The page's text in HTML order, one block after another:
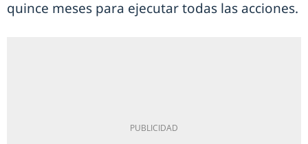
quince meses para ejecutar todas las acciones.